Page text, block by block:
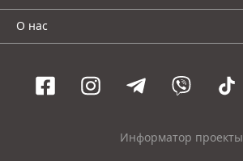
О нас
Информатор проекты